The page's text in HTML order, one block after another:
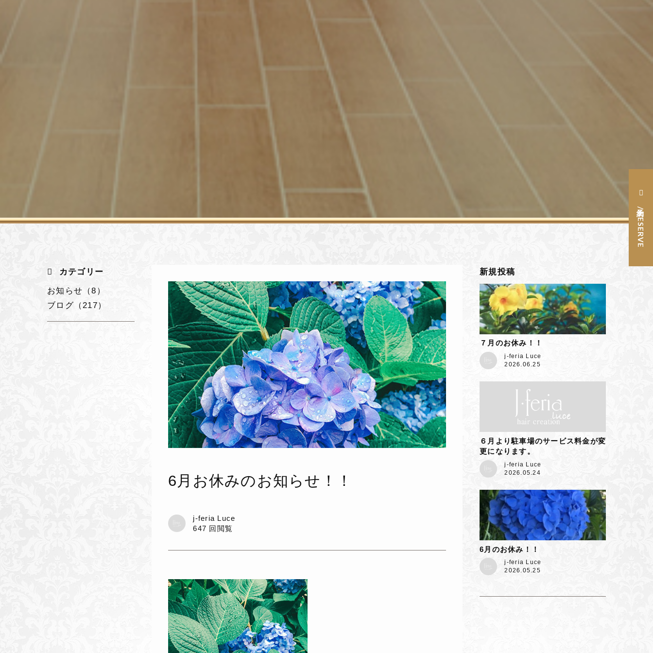
予約 / RESERVE
カテゴリー
お知らせ（8）
ブログ（217）
6月お休みのお知らせ！！
j-feria Luce
647 回閲覧
新規投稿
７月のお休み！！
j-feria Luce
2026.06.25
６月より駐車場のサービス料金が変
更になります。
j-feria Luce
2026.05.24
6月のお休み！！
j-feria Luce
2026.05.25